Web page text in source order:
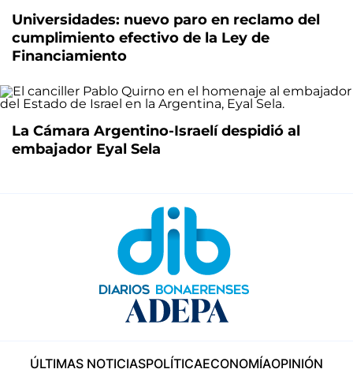
Universidades: nuevo paro en reclamo del
cumplimiento efectivo de la Ley de
Financiamiento
La Cámara Argentino-Israelí despidió al
embajador Eyal Sela
ÚLTIMAS NOTICIASPOLÍTICAECONOMÍAOPINIÓN